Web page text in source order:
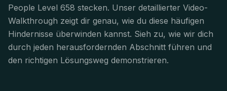
People Level 658 stecken. Unser detaillierter Video-
Walkthrough zeigt dir genau, wie du diese häufigen
Hindernisse überwinden kannst. Sieh zu, wie wir dich
durch jeden herausfordernden Abschnitt führen und
den richtigen Lösungsweg demonstrieren.